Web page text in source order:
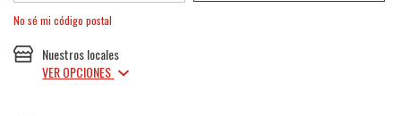
No sé mi código postal
Nuestros locales
VER OPCIONES